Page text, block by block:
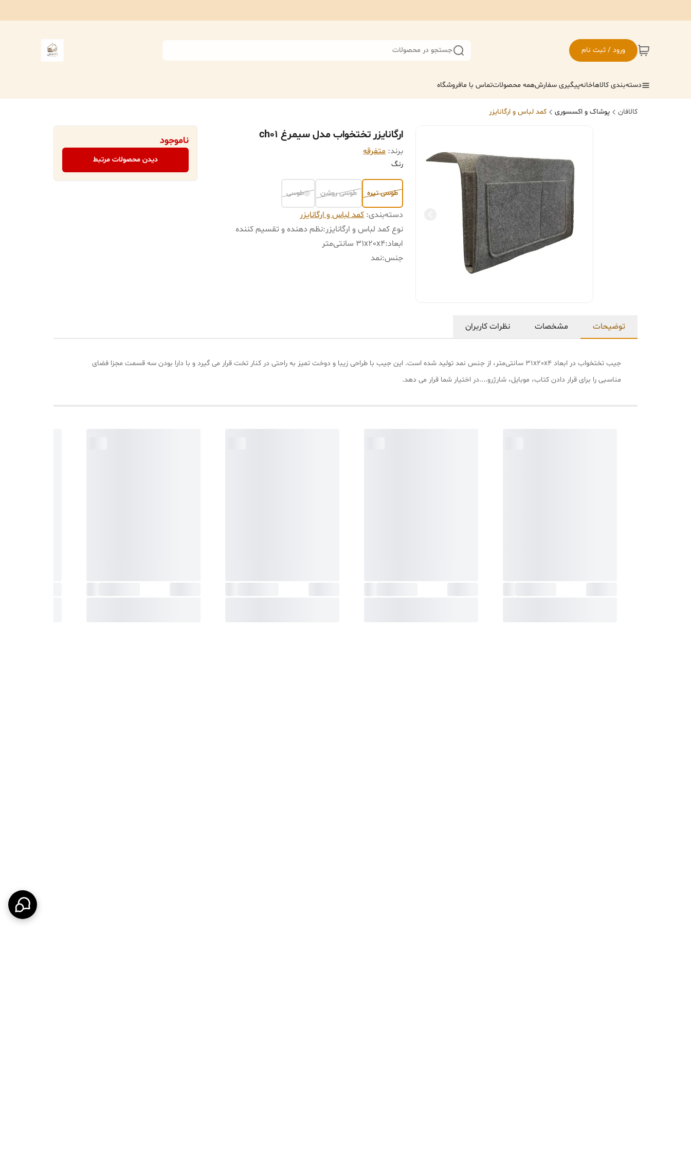
ورود / ثبت نام جستجو در محصولات
دسته‌بندی کالاهاخانهپیگیری سفارشهمه محصولاتتماس با مافروشگاه
کالافان پوشاک و اکسسوری کمد لباس و ارگانایزر
ارگانایزر تختخواب مدل سیمرغ ch01
برند: متفرقه
رنگ
طوسی تیره طوسی روشن طوسی
دسته‌بندی:کمد لباس و ارگانایزر
نوع کمد لباس و ارگانایزر:نظم‌ دهنده و تقسیم کننده
ابعاد:31x20x4 سانتی‌متر
جنس:نمد
ناموجود
دیدن محصولات مرتبط
توضیحات مشخصات نظرات کاربران
جیب تختخواب در ابعاد 31x20x4 سانتی‌متر، از جنس نمد تولید شده است. این جیب با طراحی زیبا و دوخت تمیز به راحتی در کنار تخت قرار می گیرد و با دارا بودن سه قسمت مجزا فضای
مناسبی را برای قرار دادن کتاب، موبایل، شارژرو....در اختیار شما قرار می دهد.